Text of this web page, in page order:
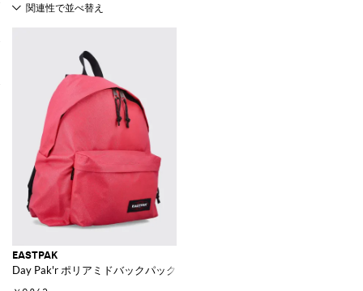
EASTPAK
Day Pak'r ポリアミドバックパック